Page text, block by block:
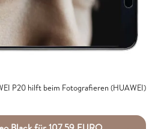
P20 hilft beim Fotografieren (HUAWEI)